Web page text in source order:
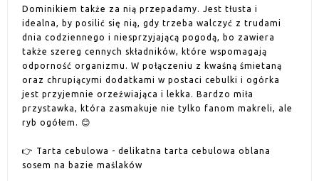
Dominikiem także za nią przepadamy. Jest tłusta i
idealna, by posilić się nią, gdy trzeba walczyć z trudami
dnia codziennego i niesprzyjającą pogodą, bo zawiera
także szereg cennych składników, które wspomagają
odporność organizmu. W połączeniu z kwaśną śmietaną
oraz chrupiącymi dodatkami w postaci cebulki i ogórka
jest przyjemnie orzeźwiająca i lekka. Bardzo miła
przystawka, która zasmakuje nie tylko fanom makreli, ale
ryb ogółem. 😊
👉 Tarta cebulowa - delikatna tarta cebulowa oblana
sosem na bazie maślaków